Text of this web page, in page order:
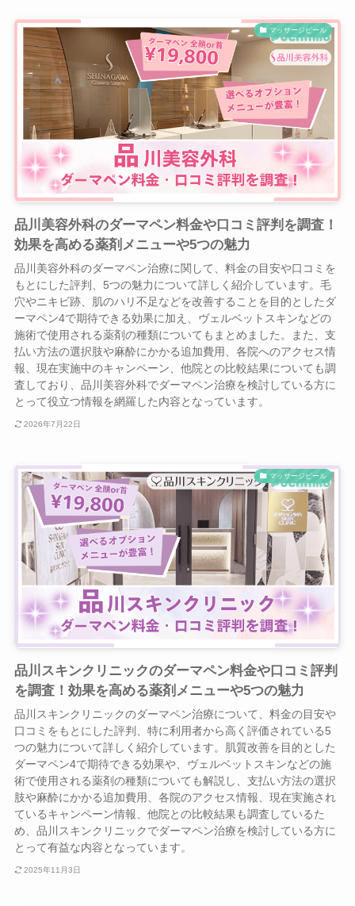
マッサージピール
品川美容外科のダーマペン料金や口コミ評判を調査！
効果を高める薬剤メニューや5つの魅力
品川美容外科のダーマペン治療に関して、料金の目安や口コミを
もとにした評判、5つの魅力について詳しく紹介しています。毛
穴やニキビ跡、肌のハリ不足などを改善することを目的としたダ
ーマペン4で期待できる効果に加え、ヴェルベットスキンなどの
施術で使用される薬剤の種類についてもまとめました。また、支
払い方法の選択肢や麻酔にかかる追加費用、各院へのアクセス情
報、現在実施中のキャンペーン、他院との比較結果についても調
査しており、品川美容外科でダーマペン治療を検討している方に
とって役立つ情報を網羅した内容となっています。
2026年7月22日
マッサージピール
品川スキンクリニックのダーマペン料金や口コミ評判
を調査！効果を高める薬剤メニューや5つの魅力
品川スキンクリニックのダーマペン治療について、料金の目安や
口コミをもとにした評判、特に利用者から高く評価されている5
つの魅力について詳しく紹介しています。肌質改善を目的とした
ダーマペン4で期待できる効果や、ヴェルベットスキンなどの施
術で使用される薬剤の種類についても解説し、支払い方法の選択
肢や麻酔にかかる追加費用、各院のアクセス情報、現在実施され
ているキャンペーン情報、他院との比較結果も調査しているた
め、品川スキンクリニックでダーマペン治療を検討している方に
とって有益な内容となっています。
2025年11月3日